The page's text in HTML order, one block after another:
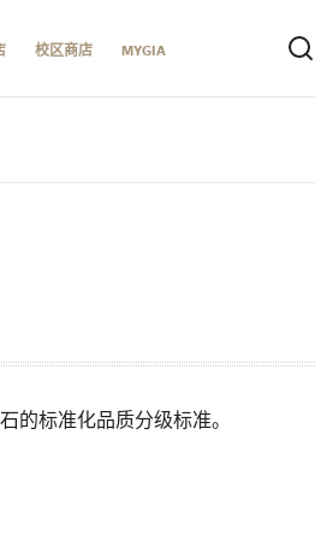
校区商店 MYGIA
的标准化品质分级标准。